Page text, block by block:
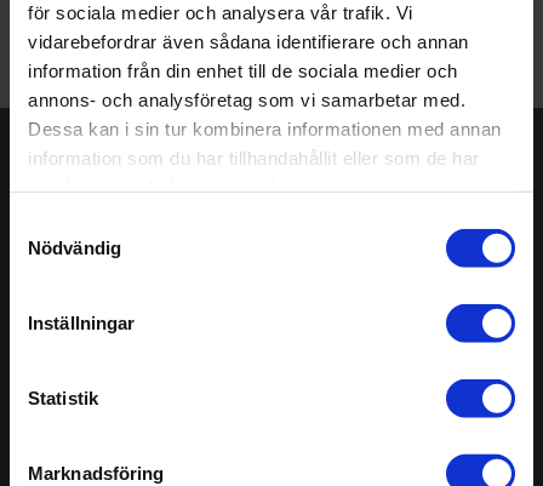
för sociala medier och analysera vår trafik. Vi
vidarebefordrar även sådana identifierare och annan
information från din enhet till de sociala medier och
annons- och analysföretag som vi samarbetar med.
Dessa kan i sin tur kombinera informationen med annan
information som du har tillhandahållit eller som de har
Nödvändig
Inställningar
Statistik
Marknadsföring
Håll dig uppdaterad!
produktinformation, tips och råd direkt i din inkorg. Var
vänlig fyll i dina uppgifter.
dig
Välkommen till Altro